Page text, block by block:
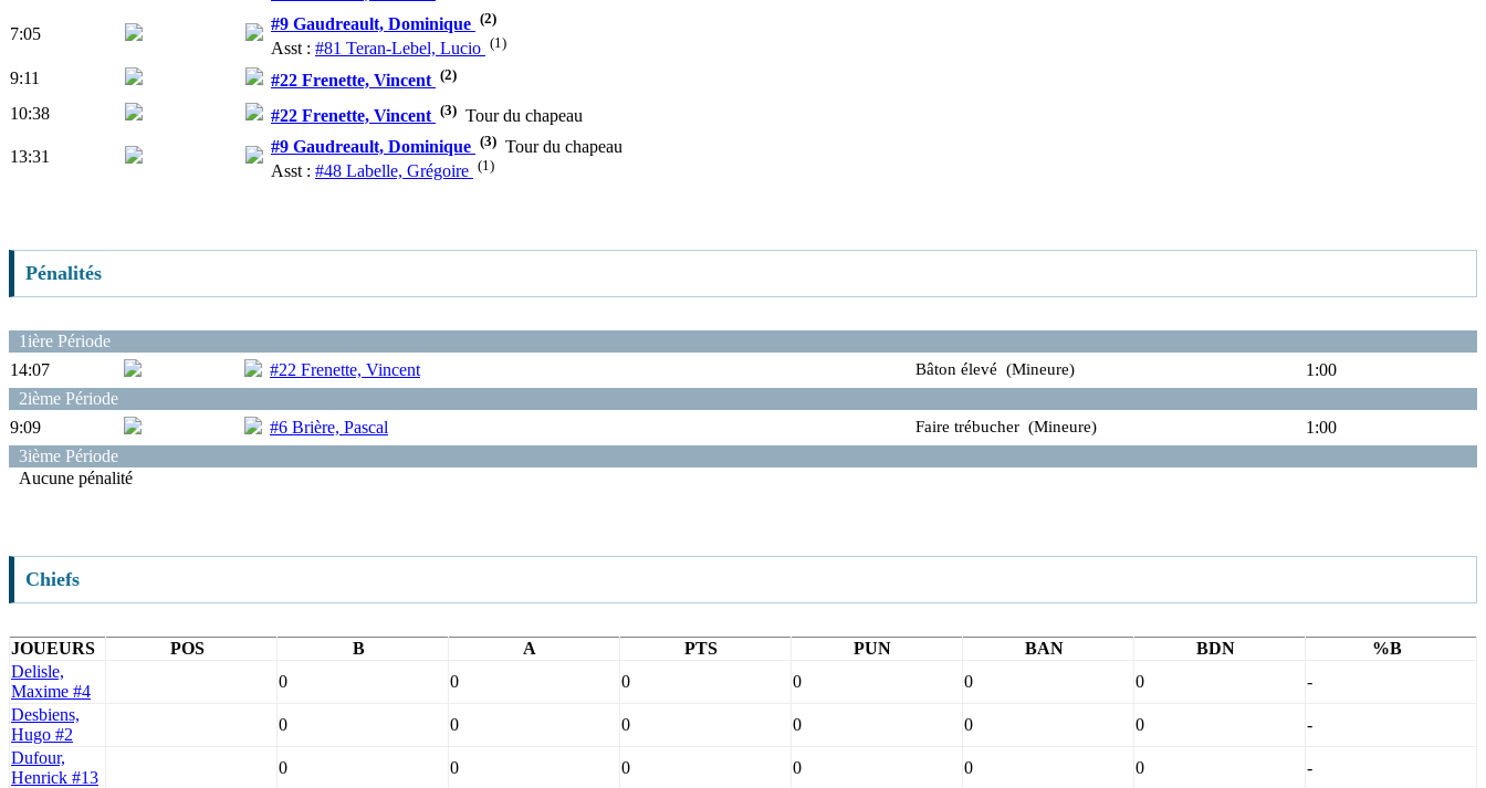
7:05
#9 Gaudreault, Dominique (2)
Asst : #81 Teran-Lebel, Lucio (1)
9:11 #22 Frenette, Vincent (2)
10:38 #22 Frenette, Vincent (3) Tour du chapeau
13:31
#9 Gaudreault, Dominique (3) Tour du chapeau
Asst : #48 Labelle, Grégoire (1)
Pénalités
1ière Période
14:07
#22 Frenette, Vincent Bâton élevé (Mineure)
1:00
2ième Période
9:09
#6 Brière, Pascal Faire trébucher (Mineure)
1:00
3ième Période
Aucune pénalité
Chiefs
JOUEURS POS B A PTS PUN BAN BDN
%B
Delisle,
Maxime #4
0 0 0 0 0 0
-
Desbiens,
Hugo #2
0 0 0 0 0 0
-
Dufour,
Henrick #13
0 0 0 0 0 0
-